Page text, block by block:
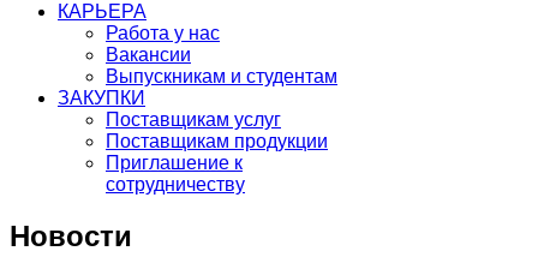
КАРЬЕРА
Работа у нас
Вакансии
Выпускникам и студентам
ЗАКУПКИ
Поставщикам услуг
Поставщикам продукции
Приглашение к
сотрудничеству
Новости